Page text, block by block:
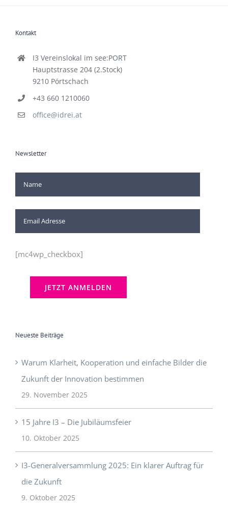
Kontakt
I3 Vereinslokal im see:PORT
Hauptstrasse 204 (2.Stock)
9210 Pörtschach
+43 660 1210060
office@idrei.at
Newsletter
[mc4wp_checkbox]
Neueste Beiträge
Warum Klarheit, Kooperation und einfache Bilder die
Zukunft der Innovation bestimmen
29. November 2025
15 Jahre I3 – Die Jubiläumsfeier
10. Oktober 2025
I3-Generalversammlung 2025: Ein klarer Auftrag für
die Zukunft
9. Oktober 2025